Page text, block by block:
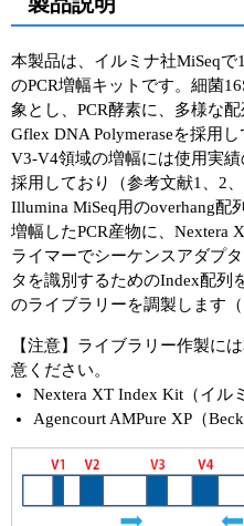
本製品は、イルミナ社MiSeq
のPCR増幅キットです。細菌
象とし、PCR酵素に、多様な
Gflex DNA Polymeraseを採用し
V3-V4領域の増幅には使用実
採用しており（参考文献1、2
Illumina MiSeq用のoverhang配
増幅したPCR産物に、Nextera
ライマーでシーケンスアダプ
タを識別するためのIndex配列
のライブラリーを調製します（
【注意】ライブラリー作製に
意ください。
Nextera XT Index Kit（イル
Agencourt AMPure XP（